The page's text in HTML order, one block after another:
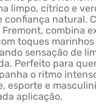
limpo, cítrico e
confiança natural.
combina
toques
sensação de
Perfeito para
o ritmo
esporte e
aplicação.